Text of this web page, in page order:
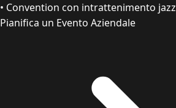
• Convention con intrattenimento jazz
Pianifica un Evento Aziendale